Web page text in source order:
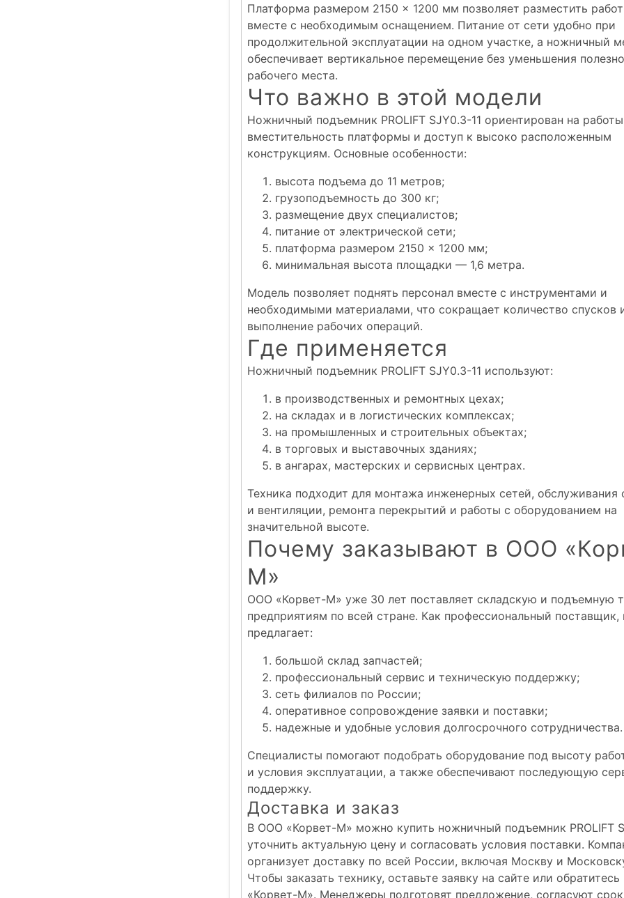
Платформа размером 2150 × 1200 мм позволяет разместить
вместе с необходимым оснащением. Питание от сети удобно при
продолжительной эксплуатации на одном участке, а ножничный
обеспечивает вертикальное перемещение без уменьшения
рабочего места.
Что важно в этой модели
Ножничный подъемник PROLIFT SJY0.3-11 ориентирован на
вместительность платформы и доступ к высоко расположенным
конструкциям. Основные особенности:
высота подъема до 11 метров;
грузоподъемность до 300 кг;
размещение двух специалистов;
питание от электрической сети;
платформа размером 2150 × 1200 мм;
минимальная высота площадки — 1,6 метра.
Модель позволяет поднять персонал вместе с инструментами и
необходимыми материалами, что сокращает количество спусков
выполнение рабочих операций.
Где применяется
Ножничный подъемник PROLIFT SJY0.3-11 используют:
в производственных и ремонтных цехах;
на складах и в логистических комплексах;
на промышленных и строительных объектах;
в торговых и выставочных зданиях;
в ангарах, мастерских и сервисных центрах.
Техника подходит для монтажа инженерных сетей, обслуживания
и вентиляции, ремонта перекрытий и работы с оборудованием на
значительной высоте.
Почему заказывают в ООО
М»
ООО «Корвет-М» уже 30 лет поставляет складскую и подъемную
предприятиям по всей стране. Как профессиональный поставщик,
предлагает:
большой склад запчастей;
профессиональный сервис и техническую поддержку;
сеть филиалов по России;
оперативное сопровождение заявки и поставки;
надежные и удобные условия долгосрочного сотрудничества.
Специалисты помогают подобрать оборудование под высоту
и условия эксплуатации, а также обеспечивают последующую
поддержку.
Доставка и заказ
В ООО «Корвет-М» можно купить ножничный подъемник PROLIFT
уточнить актуальную цену и согласовать условия поставки.
организует доставку по всей России, включая Москву и
Чтобы заказать технику, оставьте заявку на сайте или
«Корвет-М». Менеджеры подготовят предложение, согласуют